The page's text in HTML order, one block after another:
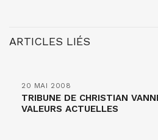
ARTICLES LIÉS
20 MAI 2008
TRIBUNE DE CHRISTIAN
VALEURS ACTUELLES